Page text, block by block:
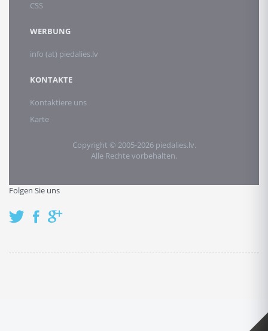
CSS
WERBUNG
info (at) piedalies.lv
KONTAKTE
Kontaktiere uns
Karte
Copyright © 2005-2026 piedalies.lv.
Alle Rechte vorbehalten.
Folgen Sie uns